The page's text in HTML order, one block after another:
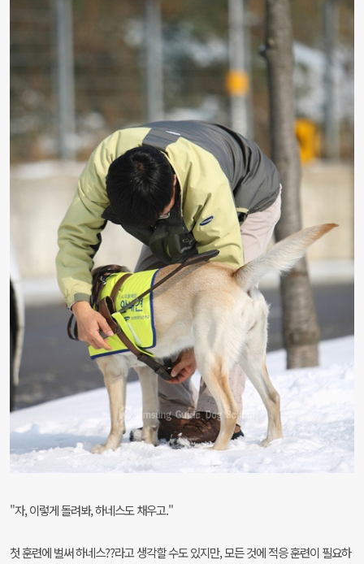
"자, 이렇게 돌려봐, 하네스도 채우고."
첫 훈련에 벌써 하네스??라고 생각할 수도 있지만, 모든 것에 적응 훈련이 필요하